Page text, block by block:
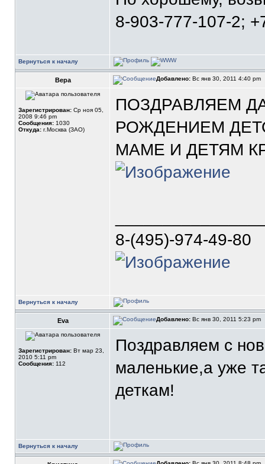
8-903-777-107-2;
Вернуться к началу
Вера Добавлено: Вс янв 30, 2011 4:40 pm
Зарегистрирован: Ср ноя 05,
2008 9:46 pm
Сообщения: 1030
Откуда: г.Москва (ЗАО)
ПОЗДРАВЛЯЕМ
РОЖДЕНИЕМ
МАМЕ И ДЕТЯМ
8-(495)-974-49-80
Вернуться к началу
Eva Добавлено: Вс янв 30, 2011 5:23 pm
Зарегистрирован: Вт мар 23,
2010 5:11 pm
Сообщения: 112
Поздравляем с
маленькие,а уже
деткам!
Вернуться к началу